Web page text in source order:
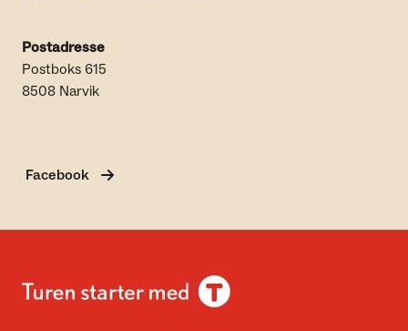
Postadresse
Postboks 615
8508 Narvik
Facebook